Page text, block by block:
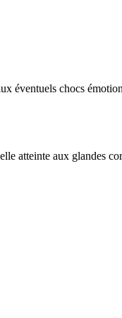
éventuels chocs
atteinte aux glandes